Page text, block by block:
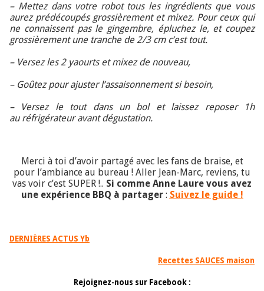
– Mettez dans votre robot tous les ingrédients que vous
aurez prédécoupés grossièrement et mixez. Pour ceux qui
ne connaissent pas le gingembre, épluchez le, et coupez
grossièrement une tranche de 2/3 cm c’est tout.
– Versez les 2 yaourts et mixez de nouveau,
– Goûtez pour ajuster l’assaisonnement si besoin,
– Versez le tout dans un bol et laissez reposer 1h
au réfrigérateur avant dégustation.
Merci à toi d’avoir partagé avec les fans de braise, et
pour l’ambiance au bureau ! Aller Jean-Marc, reviens, tu
vas voir c’est SUPER !.. Si comme Anne Laure vous avez
une expérience BBQ à partager: Suivez le guide !
DERNIÈRES ACTUS Yb
Recettes SAUCES maison
Rejoignez-nous sur Facebook :